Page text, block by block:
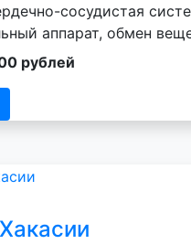
сосудистая
аппарат, обмен
рублей